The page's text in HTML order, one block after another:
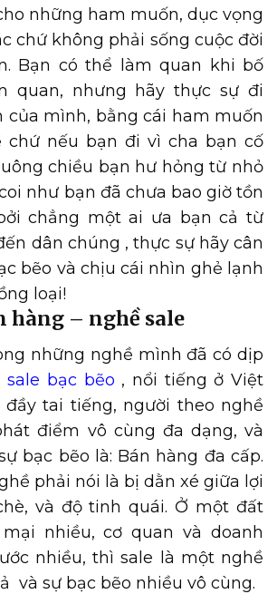
những ham muốn, dục vọng
chứ không phải sống cuộc đời
Bạn có thể làm quan khi bố
quan, nhưng hãy thực sự đi
của mình, bằng cái ham muốn
chứ nếu bạn đi vì cha bạn cố
chiều bạn hư hỏng từ nhỏ
như bạn đã chưa bao giờ tồn
chẳng một ai ưa bạn cả từ
dân chúng , thực sự hãy cân
bẽo và chịu cái nhìn ghẻ lạnh
loại!
hàng – nghề sale
những nghề mình đã có dịp
sale bạc bẽo , nổi tiếng ở Việt
đầy tai tiếng, người theo nghề
điểm vô cùng đa dạng, và
bạc bẽo là: Bán hàng đa cấp.
phải nói là bị dằn xé giữa lợi
và độ tinh quái. Ở một đất
nhiều, cơ quan và doanh
nhiều, thì sale là một nghề
và sự bạc bẽo nhiều vô cùng.